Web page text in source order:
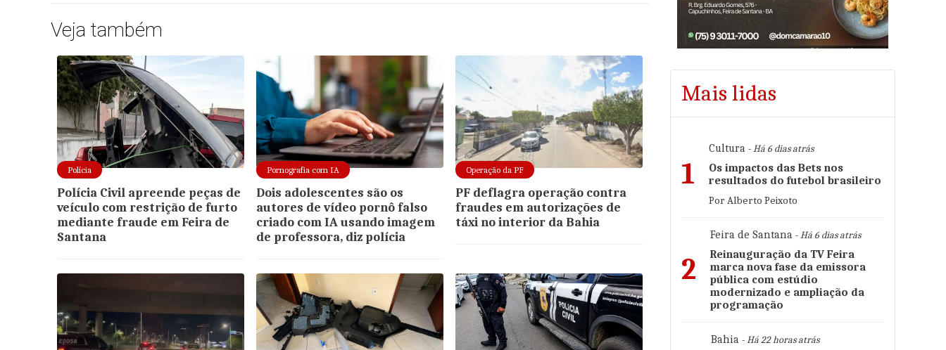
Veja também
Polícia
Polícia Civil apreende peças de
veículo com restrição de furto
mediante fraude em Feira de
Santana
Pornografia com IA
Dois adolescentes são os
autores de vídeo pornô falso
criado com IA usando imagem
de professora, diz polícia
Operação da PF
PF deflagra operação contra
fraudes em autorizações de
táxi no interior da Bahia
Mais lidas
1
Cultura - Há 6 dias atrás
Os impactos das Bets nos
resultados do futebol brasileiro
Por Alberto Peixoto
2
Feira de Santana - Há 6 dias atrás
Reinauguração da TV Feira
marca nova fase da emissora
pública com estúdio
modernizado e ampliação da
programação
Bahia - Há 22 horas atrás